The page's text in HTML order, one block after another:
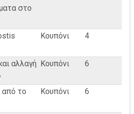
στο
Κουπόνι 4
αλλαγή
Κουπόνι 6
το
Κουπόνι 6